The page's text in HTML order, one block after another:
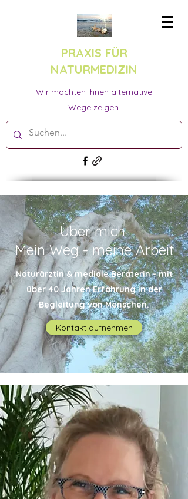
PRAXIS FÜR
NATURMEDIZIN
Wir möchten Ihnen alternative
Wege zeigen.
Über mich
Mein Weg - meine Arbeit
Naturärztin & mediale Beraterin - mit
über 40 Jahren Erfahrung in der
Begleitung von Menschen.
Kontakt aufnehmen